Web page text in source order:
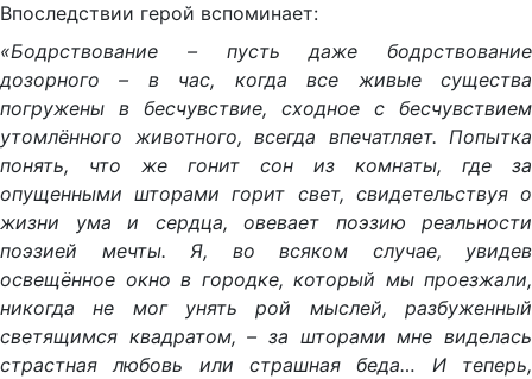
Впоследствии герой вспоминает:
«Бодрствование – пусть даже бодрствование
дозорного – в час, когда все живые существа
погружены в бесчувствие, сходное с бесчувствием
утомлённого животного, всегда впечатляет. Попытка
понять, что же гонит сон из комнаты, где за
опущенными шторами горит свет, свидетельствуя о
жизни ума и сердца, овевает поэзию реальности
поэзией мечты. Я, во всяком случае, увидев
освещённое окно в городке, который мы проезжали,
никогда не мог унять рой мыслей, разбуженный
светящимся квадратом, – за шторами мне виделась
страстная любовь или страшная беда… И теперь,